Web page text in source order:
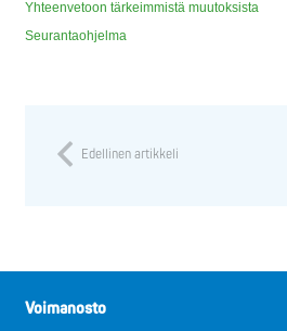
Yhteenvetoon tärkeimmistä muutoksista
Seurantaohjelma
Edellinen artikkeli
Voimanosto